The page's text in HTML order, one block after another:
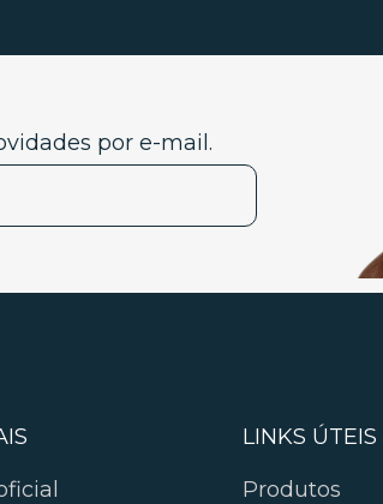
por e-mail.
LINKS ÚTEIS
Produtos